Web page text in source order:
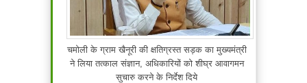
चमोली के ग्राम खैनूरी की क्षतिग्रस्त सड़क का मुख्यमंत्री
ने लिया तत्काल संज्ञान, अधिकारियों को शीघ्र आवागमन
सुचारु करने के निर्देश दिये